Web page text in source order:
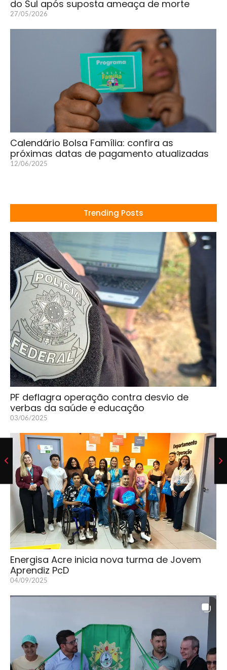
do Sul após suposta ameaça de morte
27/05/2026
Calendário Bolsa Família: confira as
próximas datas de pagamento atualizadas
12/06/2025
Trending Posts
PF deflagra operação contra desvio de
verbas da saúde e educação
03/06/2025
Energisa Acre inicia nova turma de Jovem
Aprendiz PcD
04/09/2025